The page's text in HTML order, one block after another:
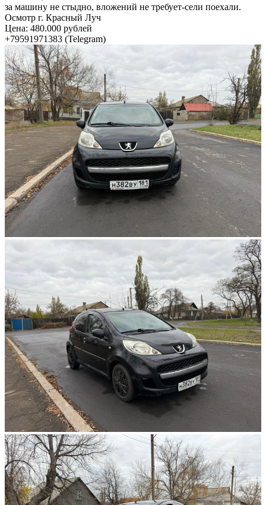
за машину не стыдно, вложений не требует-сели поехали.
Осмотр г. Красный Луч
Цена: 480.000 рублей
+79591971383 (Telegram)